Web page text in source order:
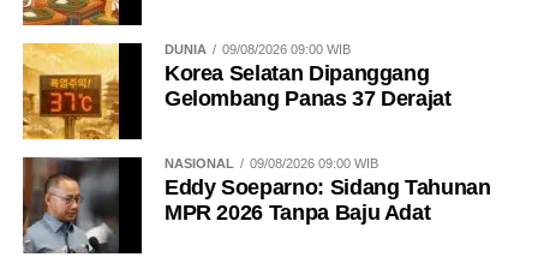
DUNIA 09/08/2026 09:00 WIB
Korea Selatan Dipanggang
Gelombang Panas 37 Derajat
NASIONAL 09/08/2026 09:00 WIB
Eddy Soeparno: Sidang Tahunan
MPR 2026 Tanpa Baju Adat